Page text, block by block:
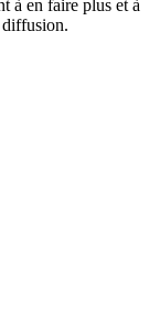
à en faire plus et à
diffusion.